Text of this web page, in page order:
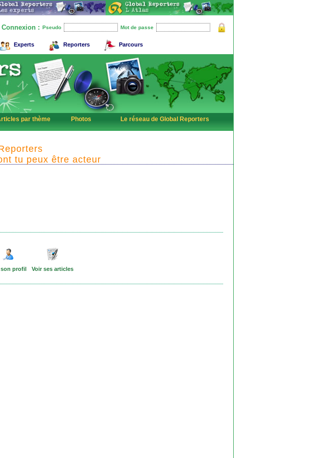
Connexion : Pseudo Mot de passe
Experts Reporters Parcours
par thème Photos Le réseau de Global Reporters
tu peux être acteur
son profil Voir ses articles